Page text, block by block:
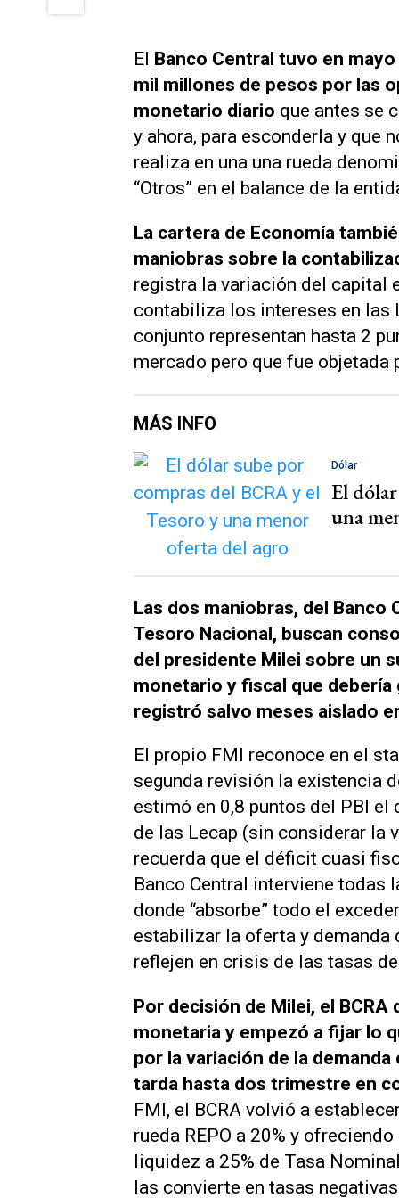
El Banco Central tuvo en
mil millones de pesos por las
monetario diario que antes se
y ahora, para esconderla y que
realiza en una una rueda
“Otros” en el balance de la
La cartera de Economía
maniobras sobre la
registra la variación del capital
contabiliza los intereses en las
conjunto representan hasta 2
mercado pero que fue
MÁS INFO
Dólar
El
una
Las dos maniobras, del Banco
Tesoro Nacional, buscan
del presidente Milei sobre un
monetario y fiscal que
registró salvo meses aislado
El propio FMI reconoce en el
segunda revisión la existencia
estimó en 0,8 puntos del PBI
de las Lecap (sin considerar la
recuerda que el déficit cuasi
Banco Central interviene todas
donde “absorbe” todo el
estabilizar la oferta y demanda
reflejen en crisis de las tasas
Por decisión de Milei, el
monetaria y empezó a fijar lo
por la variación de la
tarda hasta dos trimestre en
FMI, el BCRA volvió a
rueda REPO a 20% y
liquidez a 25% de Tasa
las convierte en tasas